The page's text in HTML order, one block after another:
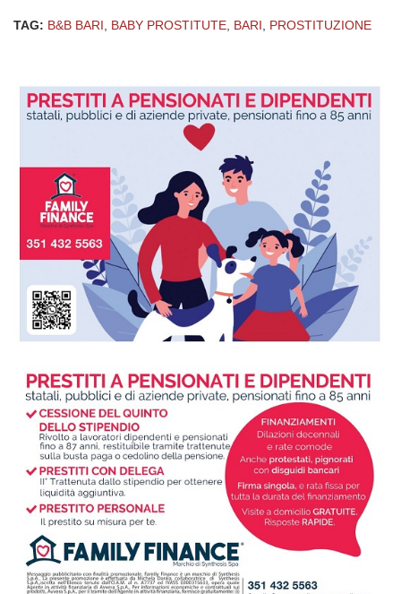
TAG: B&B BARI BABY PROSTITUTE BARI PROSTITUZIONE